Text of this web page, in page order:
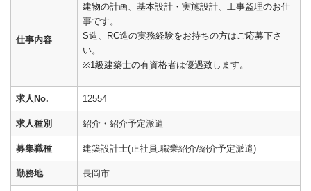
仕事内容
建物の計画、基本設計・実施設計、工事監理のお仕
事です。
S造、RC造の実務経験をお持ちの方はご応募下さ
い。
※1級建築士の有資格者は優遇致します。
求人No. 12554
求人種別 紹介・紹介予定派遣
募集職種 建築設計士(正社員:職業紹介/紹介予定派遣)
勤務地 長岡市